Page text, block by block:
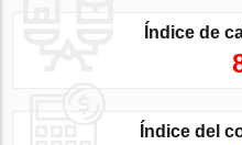
Índice de
Índice del